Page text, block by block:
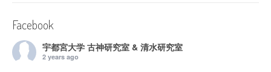
Facebook
宇都宮大学 古神研究室 & 清水研究室
2 years ago